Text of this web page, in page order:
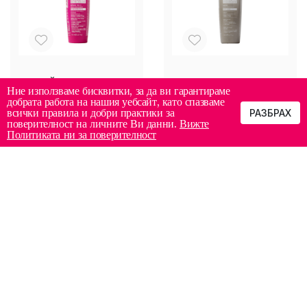
СПРЕЙ ЗА ЗАЩИТА НА
ЦВЕТА 10
ПРЕДИМСТВА В 1
SILIUM COLOR
SAFE SPRAY 10in1
150 мл
15.29€
/ 29.90лв.
СЕРУМ ЗА УВРЕДЕНА
КОСА БЕЗ ИЗПЛАКВАНЕ
Silium ANTI-AGE
SERUM 150 мл
/ 31.90лв.
Ние използваме бисквитки, за да ви гарантираме
добрата работа на нашия уебсайт, като спазваме
всички правила и добри практики за
поверителност на личните Ви данни. Вижте
Политиката ни за поверителност
РАЗБРАХ